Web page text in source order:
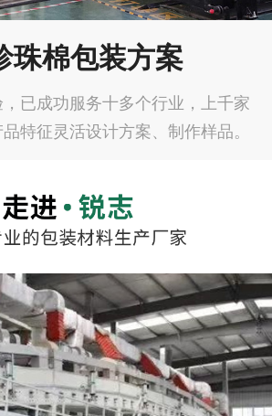
珠棉包装方案
已成功服务十多个行业，上千家
特征灵活设计方案、制作样品。